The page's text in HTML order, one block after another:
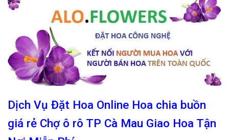
Dịch Vụ Đặt Hoa Online Hoa chia buồn
giá rẻ Chợ ô rô TP Cà Mau Giao Hoa Tận